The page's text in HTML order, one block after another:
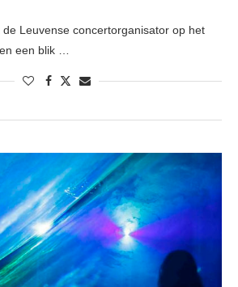
Leuvense concertorganisator op het
een blik …